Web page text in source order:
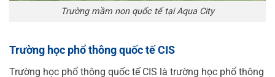
Trường mầm non quốc tế tại Aqua City
Trường học phổ thông quốc tế CIS
Trường học phổ thông quốc tế CIS là trường học phổ thông